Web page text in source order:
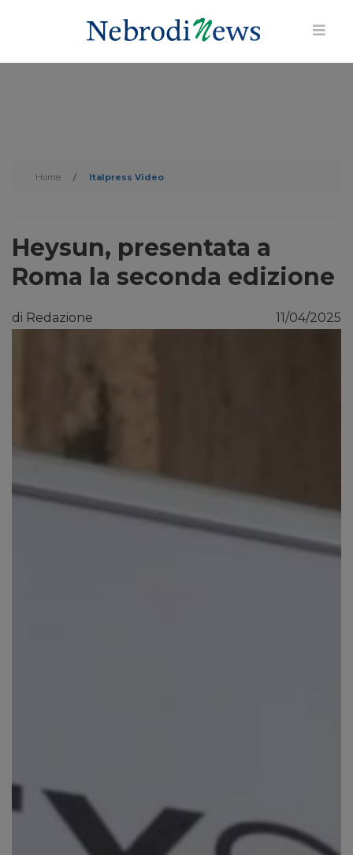
Home / Italpress Video
Heysun, presentata a
Roma la seconda edizione
di Redazione 11/04/2025